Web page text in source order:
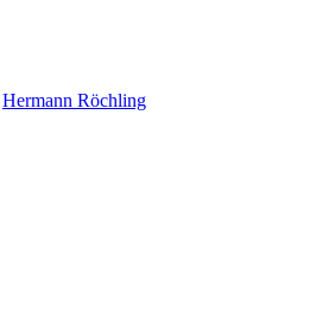
Hermann Röchling